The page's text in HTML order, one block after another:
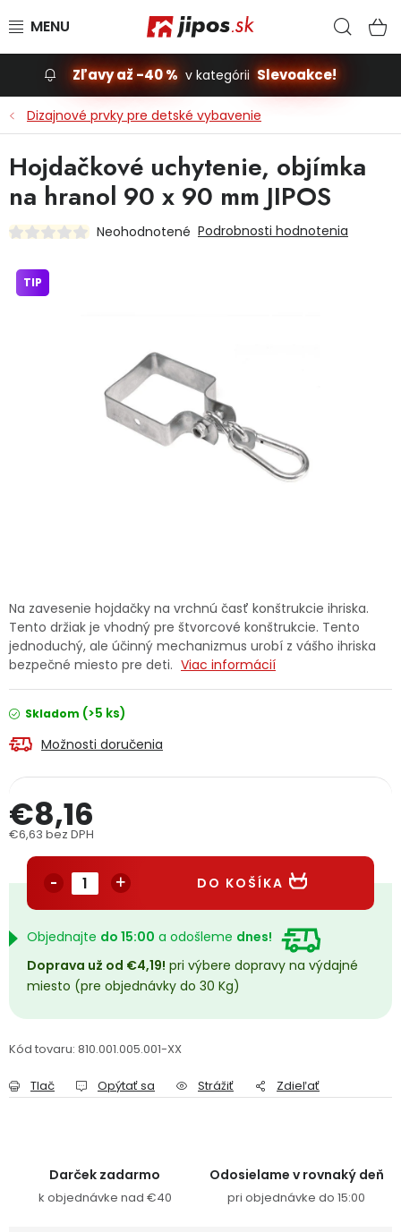
Slevoakce
Stavba, dom
Dielňa
Príslušenstvo pre automobily
Domácnosť
Ochranné pracovné pomôcky
Servis náradia
Doprava a platba
Reklamačný formulár Odstúpenie v lehote 14 dní
Podmienky ochrany osobných údajov
+
Zľavy až -40 % v kategórii Slevoakce!
Dizajnové prvky pre detské vybavenie
Na zavesenie hojdačky na vrchnú časť konštrukcie ihriska.
Tento držiak je vhodný pre štvorcové konštrukcie. Tento
jednoduchý, ale účinný mechanizmus urobí z vášho ihriska
bezpečné miesto pre deti. Viac informácií
Skladom (>5 ks)
Možnosti doručenia
€8,16
€6,63 bez DPH
DO KOŠÍKA
Objednajte do 15:00 a odošleme dnes!
Doprava už od €4,19! pri výbere dopravy na výdajné
miesto (pre objednávky do 30 Kg)
Kód tovaru: 810.001.005.001-XX
Tlač Opýtať sa Strážiť Zdieľať
Hojdačkové uchytenie, objímka
na hranol 90 x 90 mm JIPOS
Neohodnotené Podrobnosti hodnotenia
TIP
Darček zadarmo
k objednávke nad €40
Odosielame v rovnaký deň
pri objednávke do 15:00